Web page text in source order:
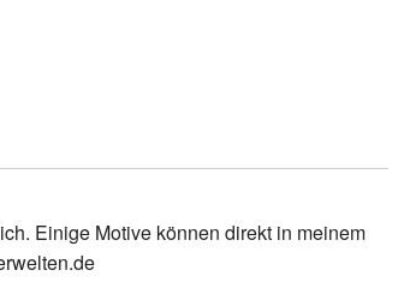
Einige Motive können direkt in meinem